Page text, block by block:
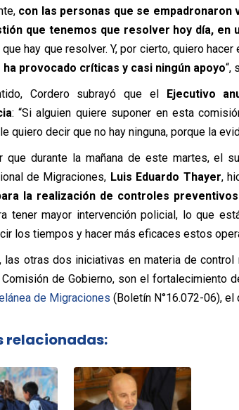
con las personas que se empadronaron
que tenemos que resolver hoy día, en
que hay que resolver. Y, por cierto, quiero
ha provocado críticas y casi ningún apoyo“,
Cordero subrayó que elEjecutivo
: “Si alguien quiere suponer en esta
quiero decir que no hay ninguna, porque la
que durante la mañana de este martes, el
de Migraciones, Luis Eduardo Thayer,
la realización de controles
tener mayor intervención policial, lo que
los tiempos y hacer más eficaces estos
las otras dos iniciativas en materia de
de Gobierno, son el fortalecimiento
de Migraciones (Boletín N°16.072-06), el
relacionadas: